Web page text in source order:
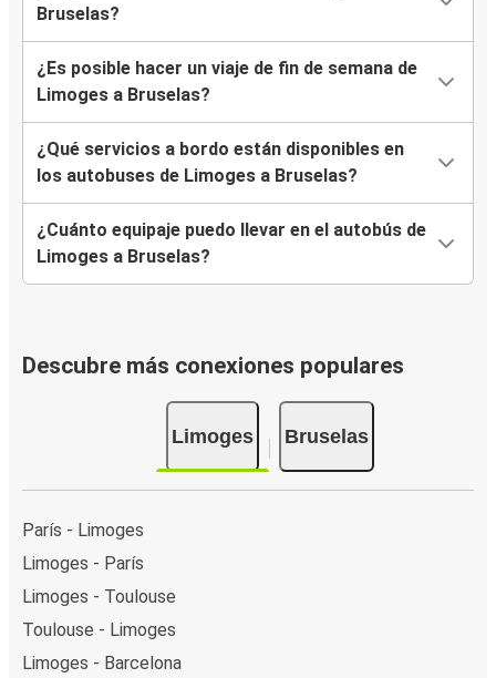
Bruselas?
¿Es posible hacer un viaje de fin de semana de
Limoges a Bruselas?
¿Qué servicios a bordo están disponibles en
los autobuses de Limoges a Bruselas?
¿Cuánto equipaje puedo llevar en el autobús de
Limoges a Bruselas?
Descubre más conexiones populares
Limoges Bruselas
París - Limoges
Limoges - París
Limoges - Toulouse
Toulouse - Limoges
Limoges - Barcelona